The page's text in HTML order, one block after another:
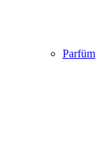
Parfüm